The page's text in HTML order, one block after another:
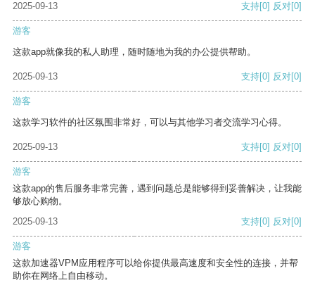
2025-09-13 支持[0] 反对[0]
游客
这款app就像我的私人助理，随时随地为我的办公提供帮助。
2025-09-13 支持[0] 反对[0]
游客
这款学习软件的社区氛围非常好，可以与其他学习者交流学习心得。
2025-09-13 支持[0] 反对[0]
游客
这款app的售后服务非常完善，遇到问题总是能够得到妥善解决，让我能
够放心购物。
2025-09-13
支持[0] 反对[0]
游客
这款加速器VPM应用程序可以给你提供最高速度和安全性的连接，并帮
助你在网络上自由移动。